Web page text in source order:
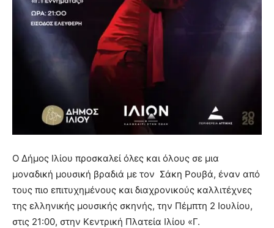
Ο Δήμος Ιλίου προσκαλεί όλες και όλους σε μια
μοναδική μουσική βραδιά με τον Σάκη Ρουβά, έναν από
τους πιο επιτυχημένους και διαχρονικούς καλλιτέχνες
της ελληνικής μουσικής σκηνής, την Πέμπτη 2 Ιουλίου,
στις 21:00, στην Κεντρική Πλατεία Ιλίου «Γ.